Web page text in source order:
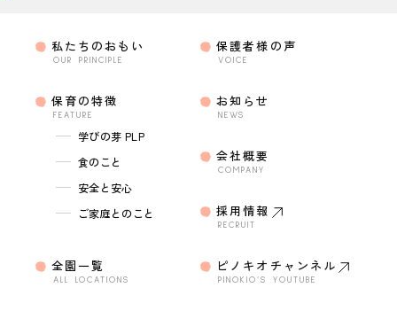
私たちのおもい
OUR PRINCIPLE
保育の特徴
FEATURE
学びの芽 PLP
食のこと
安全と安心
ご家庭とのこと
全園一覧
ALL LOCATIONS
保護者様の声
VOICE
お知らせ
NEWS
会社概要
COMPANY
採用情報
RECRUIT
ピノキオチャンネル
PINOKIO’S YOUTUBE